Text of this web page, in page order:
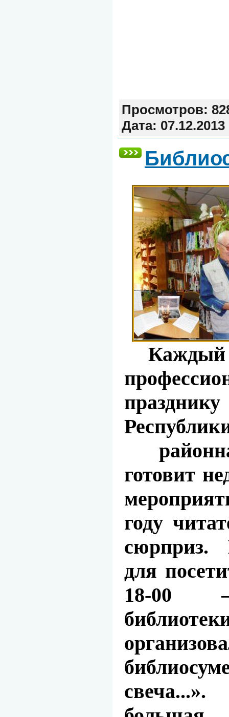
Просмотров:
Дата: 07.12.2013
готовит
году
сюрприз.
для
18-00 –